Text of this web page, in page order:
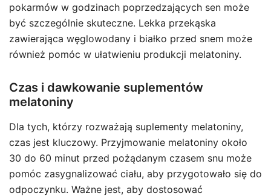
pokarmów w godzinach poprzedzających sen może
być szczególnie skuteczne. Lekka przekąska
zawierająca węglowodany i białko przed snem może
również pomóc w ułatwieniu produkcji melatoniny.
Czas i dawkowanie suplementów
melatoniny
Dla tych, którzy rozważają suplementy melatoniny,
czas jest kluczowy. Przyjmowanie melatoniny około
30 do 60 minut przed pożądanym czasem snu może
pomóc zasygnalizować ciału, aby przygotowało się do
odpoczynku. Ważne jest, aby dostosować